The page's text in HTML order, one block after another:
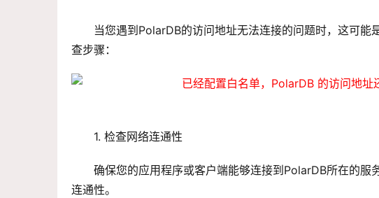
当您遇到PolarDB的访问地址无法连接的问题时，这可
查步骤：
1. 检查网络连通性
确保您的应用程序或客户端能够连接到PolarDB所在的
连通性。